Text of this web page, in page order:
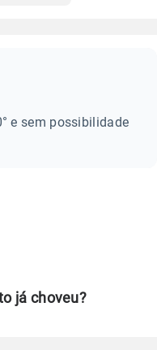
e sem possibilidade
já choveu?